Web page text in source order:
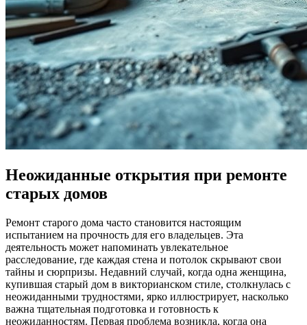
Неожиданные открытия при ремонте
старых домов
Ремонт старого дома часто становится настоящим
испытанием на прочность для его владельцев. Эта
деятельность может напоминать увлекательное
расследование, где каждая стена и потолок скрывают свои
тайны и сюрпризы. Недавний случай, когда одна женщина,
купившая старый дом в викторианском стиле, столкнулась с
неожиданными трудностями, ярко иллюстрирует, насколько
важна тщательная подготовка и готовность к
неожиданностям. Первая проблема возникла, когда она